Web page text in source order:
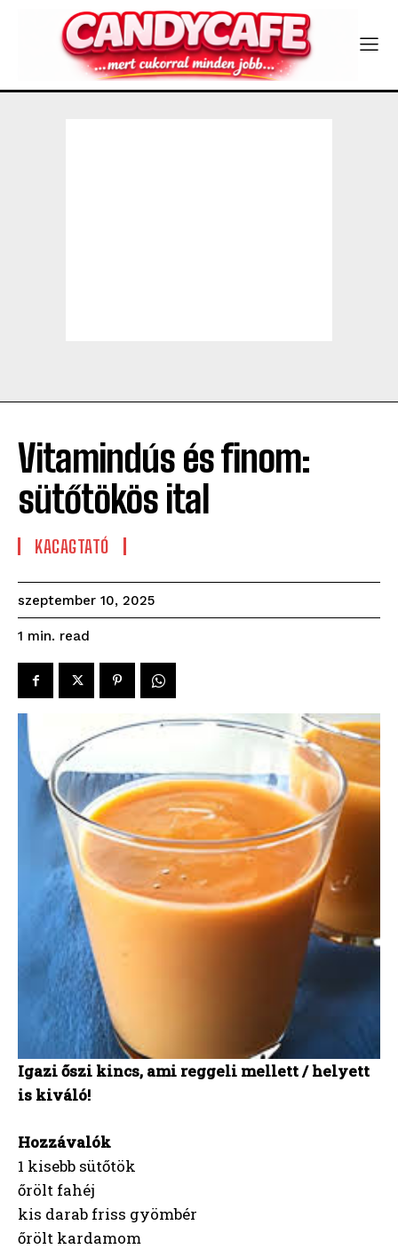
Vitamindús és finom:
sütőtökös ital
KACAGTATÓ
szeptember 10, 2025
1 min. read
Igazi őszi kincs, ami reggeli mellett / helyett
is kiváló!
Hozzávalók
1 kisebb sütőtök
őrölt fahéj
kis darab friss gyömbér
őrölt kardamom